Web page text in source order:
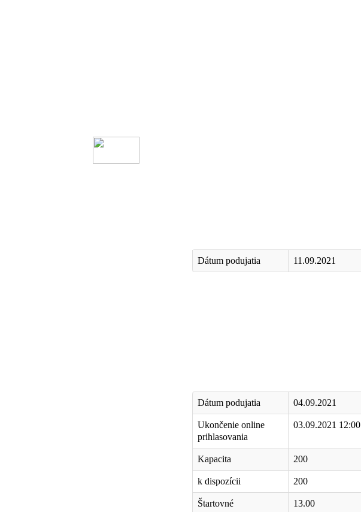
Dátum podujatia 11.09.2021
Dátum podujatia 04.09.2021
Ukončenie online
prihlasovania
03.09.2021 12:00
Kapacita 200
k dispozícii 200
Štartovné 13.00